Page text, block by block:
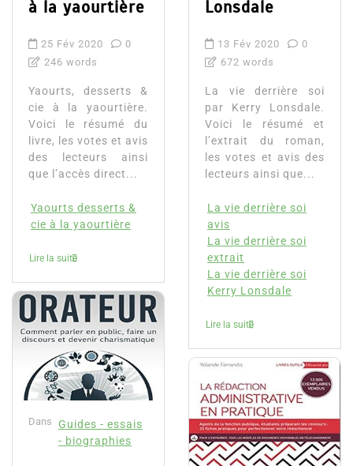
à la yaourtière
25 Fév 2020
0
246 words
Yaourts, desserts &
cie à la yaourtière.
Voici le résumé du
livre, les votes et avis
des lecteurs ainsi
que l’accès direct...
Yaourts desserts &
cie à la yaourtière
Lire la suite
Dans
Guides - essais
- biographies
Lonsdale
13 Fév 2020
0
672 words
La vie derrière soi
par Kerry Lonsdale.
Voici le résumé et
l’extrait du roman,
les votes et avis des
lecteurs ainsi que...
La vie derrière soi
avis
La vie derrière soi
extrait
La vie derrière soi
Kerry Lonsdale
Lire la suite